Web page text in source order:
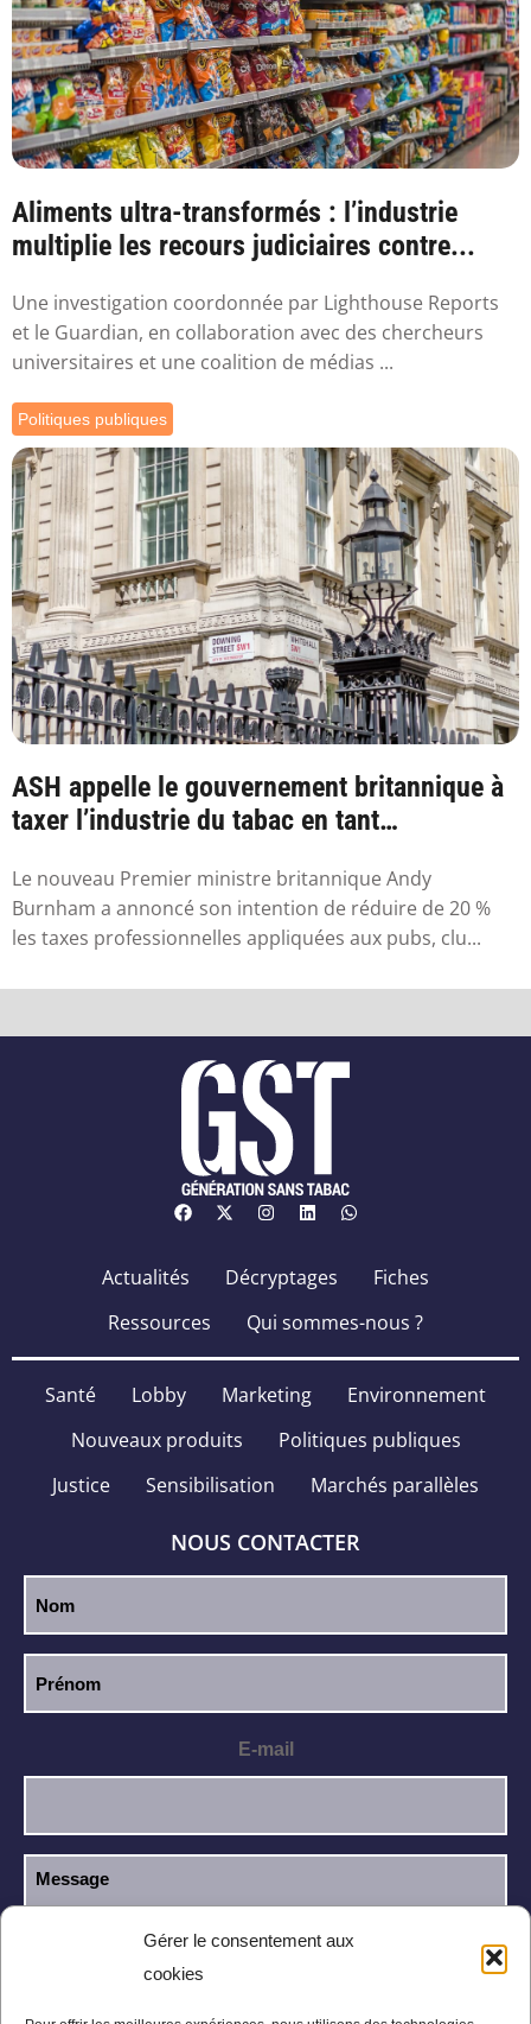
Gérer le consentement aux
cookies
Aliments ultra-transformés : l’industrie
multiplie les recours judiciaires contre...
Une investigation coordonnée par Lighthouse Reports
et le Guardian, en collaboration avec des chercheurs
universitaires et une coalition de médias ...
Politiques publiques
ASH appelle le gouvernement britannique à
taxer l’industrie du tabac en tant
Le nouveau Premier ministre britannique Andy
Burnham a annoncé son intention de réduire de 20 %
les taxes professionnelles appliquées aux pubs, clu...
Actualités Décryptages
Fiches
Ressources
Qui sommes-nous ?
Santé Lobby Marketing
Environnement
Nouveaux produits
Politiques publiques
Justice
Sensibilisation Marchés parallèles
NOUS CONTACTER
E-mail
J’ai lu et j’accepte la